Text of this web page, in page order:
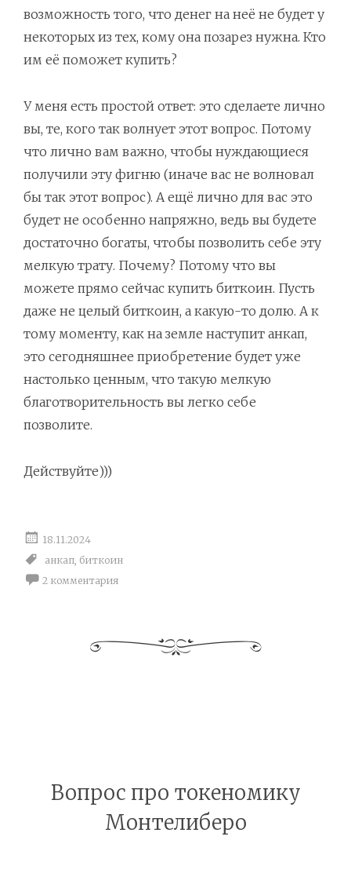
возможность того, что денег на неё не будет у
некоторых из тех, кому она позарез нужна. Кто
им её поможет купить?
У меня есть простой ответ: это сделаете лично
вы, те, кого так волнует этот вопрос. Потому
что лично вам важно, чтобы нуждающиеся
получили эту фигню (иначе вас не волновал
бы так этот вопрос). А ещё лично для вас это
будет не особенно напряжно, ведь вы будете
достаточно богаты, чтобы позволить себе эту
мелкую трату. Почему? Потому что вы
можете прямо сейчас купить биткоин. Пусть
даже не целый биткоин, а какую-то долю. А к
тому моменту, как на земле наступит анкап,
это сегодняшнее приобретение будет уже
настолько ценным, что такую мелкую
благотворительность вы легко себе
позволите.
Действуйте)))
18.11.2024
анкап биткоин
2 комментария
Вопрос про токеномику
Монтелиберо